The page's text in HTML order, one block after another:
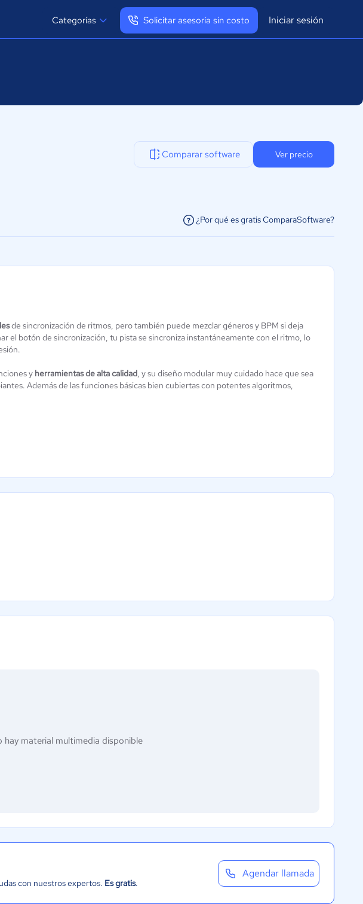
Categorías Solicitar asesoría sin costo Iniciar sesión
Comparar software Ver precio
¿Por qué es gratis ComparaSoftware?
MixPad Pro Tools
de sincronización de ritmos, pero también puede mezclar géneros y BPM si deja
el botón de sincronización, tu pista se sincroniza instantáneamente con el ritmo, lo
y herramientas de alta calidad, y su diseño modular muy cuidado hace que sea
Además de las funciones básicas bien cubiertas con potentes algoritmos,
hay material multimedia disponible
con nuestros expertos. Es gratis.
Agendar llamada